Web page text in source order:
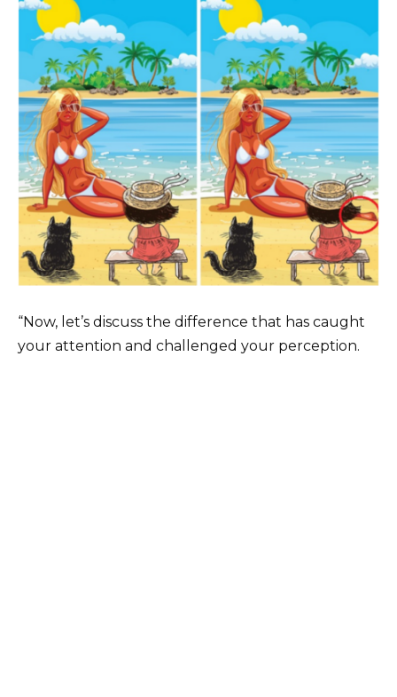
“Now, let’s discuss the difference that has caught
your attention and challenged your perception.